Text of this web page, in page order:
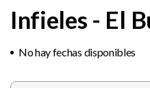
Infieles - El
No hay fechas disponibles